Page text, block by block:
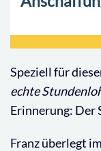
Speziell für
echte
Erinnerung: Der
Franz überlegt